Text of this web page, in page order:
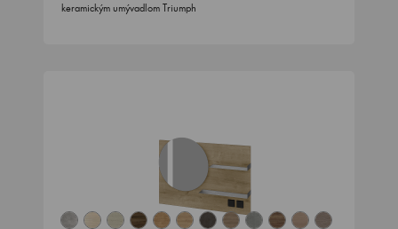
keramickým umývadlom Triumph